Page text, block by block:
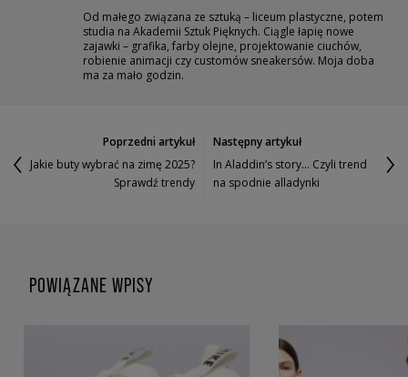
Od małego związana ze sztuką – liceum plastyczne, potem
studia na Akademii Sztuk Pięknych. Ciągle łapię nowe
zajawki – grafika, farby olejne, projektowanie ciuchów,
robienie animacji czy customów sneakersów. Moja doba
ma za mało godzin.
Poprzedni artykuł
Jakie buty wybrać na zimę 2025?
Sprawdź trendy
Następny artykuł
In Aladdin’s story… Czyli trend
na spodnie alladynki
POWIĄZANE WPISY